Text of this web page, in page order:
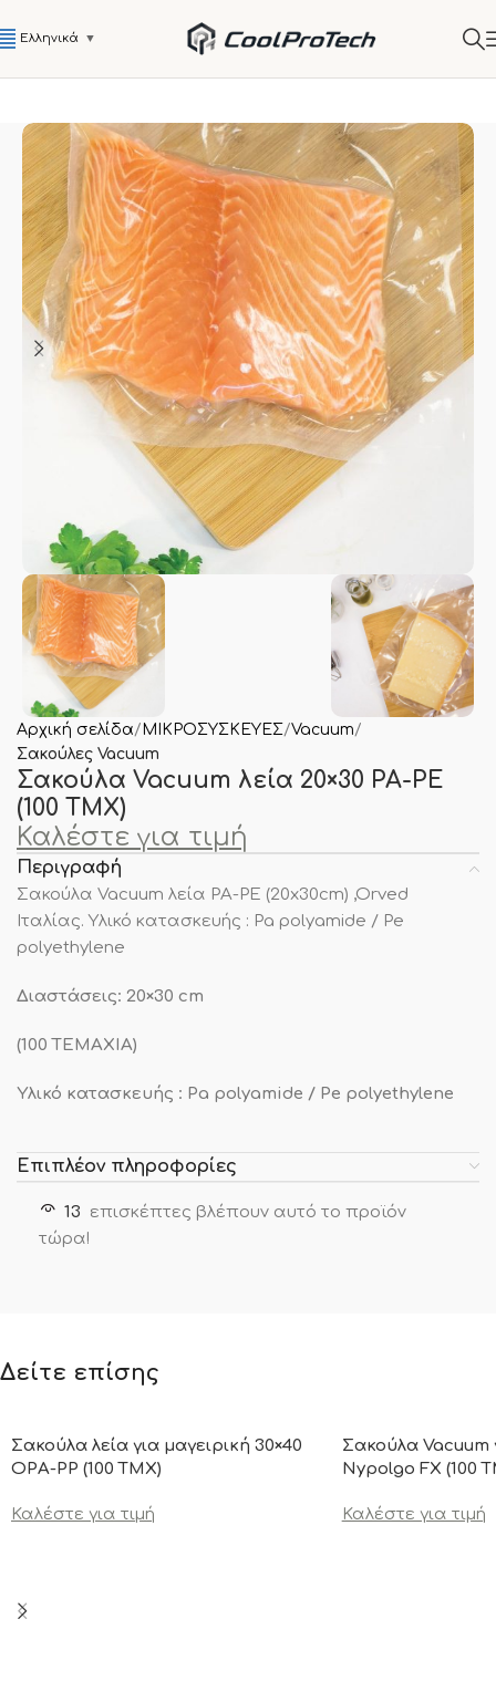
Ελληνικά ▼
Αρχική σελίδα ΜΙΚΡΟΣΥΣΚΕΥΕΣ Vacuum
Σακούλες Vacuum
Σακούλα Vacuum λεία 20×30 PA-PE
(100 TMX)
Καλέστε για τιμή
Περιγραφή
Σακούλα Vacuum λεία PA-PE (20x30cm) ,Orved
Ιταλίας. Υλικό κατασκευής : Pa polyamide / Pe
polyethylene
Διαστάσεις: 20×30 cm
(100 ΤΕΜΑΧΙΑ)
Υλικό κατασκευής : Pa polyamide / Pe polyethylene
Επιπλέον πληροφορίες
13 επισκέπτες βλέπουν αυτό το προϊόν
τώρα!
Δείτε επίσης
Σακούλα λεία για μαγειρική 30×40
OPA-PP (100 TMX)
Καλέστε για τιμή
Σακούλα Vacuum
Nypolgo FX (100
Καλέστε για τιμή